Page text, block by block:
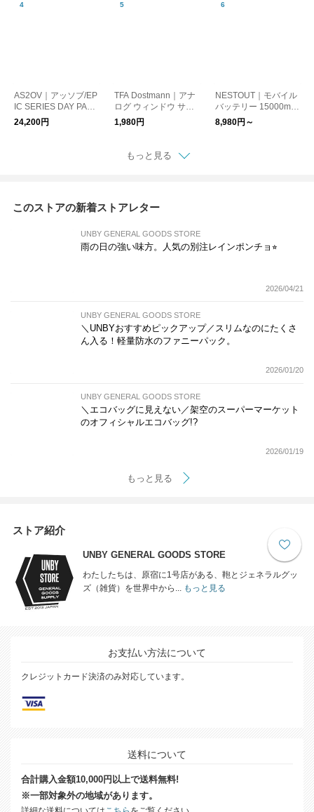
AS2OV｜アッソブ/EP
IC SERIES DAY PACK
バックパック リュッ
24,200円
TFA Dostmann｜アナ
ログ ウィンドウ サー
モメーター（温度計）
1,980円
NESTOUT｜モバイル
バッテリー 15000mA
h
8,980円～
もっと見る
このストアの新着ストアレター
UNBY GENERAL GOODS STORE
雨の日の強い味方。人気の別注レインポンチョ⭐︎
2026/04/21
UNBY GENERAL GOODS STORE
＼UNBYおすすめピックアップ／スリムなのにたくさ
ん入る！軽量防水のファニーパック。
2026/01/20
UNBY GENERAL GOODS STORE
＼エコバッグに見えない／架空のスーパーマーケット
のオフィシャルエコバッグ!?
2026/01/19
もっと見る
ストア紹介
UNBY GENERAL GOODS STORE
わたしたちは、原宿に1号店がある、鞄とジェネラルグッ
ズ（雑貨）を世界中から...もっと見る
お支払い方法について
クレジットカード決済のみ対応しています。
送料について
合計購入金額10,000円以上で送料無料!
※一部対象外の地域があります。